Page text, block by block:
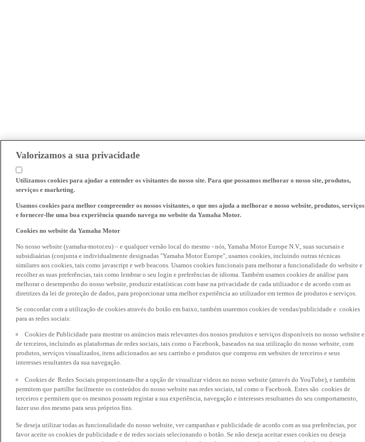
Valorizamos a sua privacidade
Utilizamos cookies para ajudar a entender os visitantes do nosso site. Para que possamos melhorar o nosso site, produtos,
serviços e marketing.
Usamos cookies para melhor compreender os nossos visitantes, o que nos ajuda a melhorar o nosso website, produtos, serviços
e fornecer-lhe uma boa experiência quando navega no website da Yamaha Motor.
Cookies no website da Yamaha Motor
No nosso website (yamaha-motor.eu) – e qualquer versão local do mesmo - nós, Yamaha Motor Europe N.V., suas sucursais e
subsidiaárias (conjunta e individualmente designadas "Yamaha Motor Europe", usamos cookies, incluindo outras técnicas
similares aos cookies, tais como javascript e web beacons. Usamos cookies funcionais para melhorar a funcionalidade do website e
recolher as suas preferências, tais como lembrar o seu login e preferências de idioma. Também usamos cookies de análise para
melhorar o desempenho do nosso website, produzir estatísticas com base na privacidade de cada utilizador e de acordo com as
diretrizes da lei de proteção de dados, para proporcionar uma melhor experiência ao utilizador em termos de produtos e serviços.
Se concordar com a utilização de cookies através do botão em baixo, também usaremos cookies de vendas/publicidade e cookies
para as redes sociais:
Cookies de Publicidade para mostrar os anúncios mais relevantes dos nossos produtos e serviços disponíveis no nosso website e
de terceiros, incluindo as plataformas de redes sociais, tais como o Facebook, baseados na sua utilização do nosso website, com
produtos, serviços visualizados, itens adicionados ao seu carrinho e produtos que comprou em websites de terceiros e seus
interesses resultantes da sua navegação.
Cookies de Redes Sociais proporcionam-lhe a opção de visualizar videos no nosso website (através do YouTube), e também
permitem que partilhe facilmente os conteúdos do nosso website nas redes sociais, tal como o Facebook. Estes são cookies de
terceiros e permitem que os mesmos possam registar a sua experiência, navegação e interesses resultantes do seu comportamento,
fazer uso dos mesmo para seus próprios fins.
Se deseja utilizar todas as funcionalidade do nosso website, ver campanhas e publicidade de acordo com as sua preferências, por
favor aceite os cookies de publicidade e de redes sociais selecionando o botão. Se não deseja aceitar esses cookies ou deseja